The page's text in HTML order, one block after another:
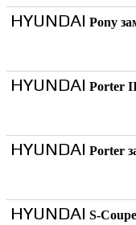
HYUNDAI Pony
HYUNDAI Porter
HYUNDAI Porter
HYUNDAI S-